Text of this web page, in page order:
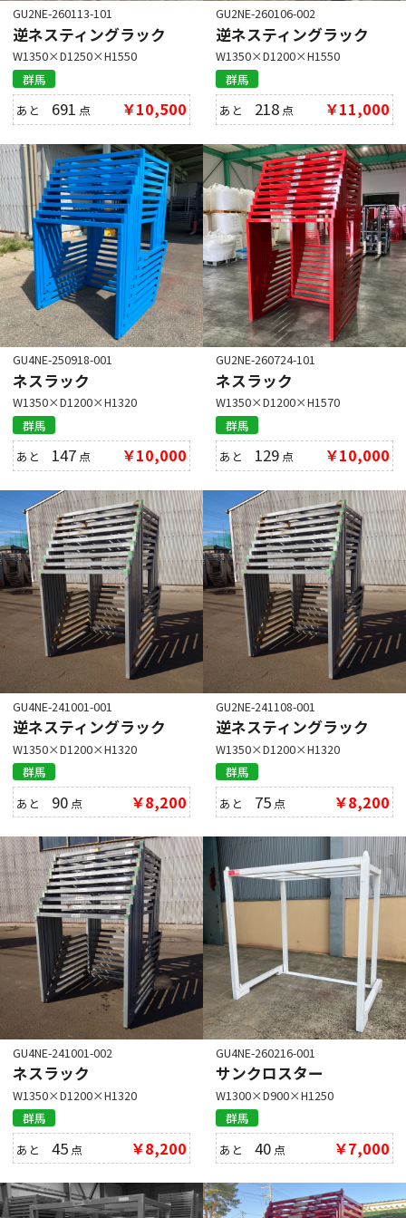
GU2NE-260113-101
逆ネスティングラック
W1350×D1250×H1550
群馬
あと 691 点 ￥10,500
GU2NE-260106-002
逆ネスティングラック
W1350×D1200×H1550
群馬
あと 218 点 ￥11,000
GU4NE-250918-001
ネスラック
W1350×D1200×H1320
群馬
あと 147 点 ￥10,000
GU2NE-260724-101
ネスラック
W1350×D1200×H1570
群馬
あと 129 点 ￥10,000
GU4NE-241001-001
逆ネスティングラック
W1350×D1200×H1320
群馬
あと 90 点 ￥8,200
GU2NE-241108-001
逆ネスティングラック
W1350×D1200×H1320
群馬
あと 75 点 ￥8,200
GU4NE-241001-002
ネスラック
W1350×D1200×H1320
群馬
あと45 点 ￥8,200
GU4NE-260216-001
サンクロスター
W1300×D900×H1250
群馬
あと40 点 ￥7,000